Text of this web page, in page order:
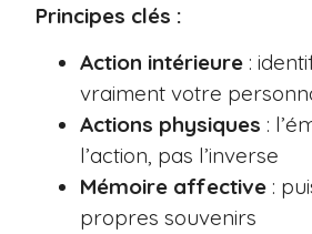
Principes clés :
Action intérieure :
vraiment votre
Actions physiques :
l’action, pas l’inverse
Mémoire affective :
propres souvenirs